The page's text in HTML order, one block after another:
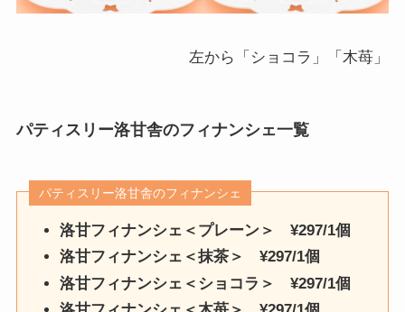
左から「ショコラ」「木苺」
パティスリー洛甘舎のフィナンシェ一覧
パティスリー洛甘舎のフィナンシェ
洛甘フィナンシェ＜プレーン＞ ¥297/1個
洛甘フィナンシェ＜抹茶＞ ¥297/1個
洛甘フィナンシェ＜ショコラ＞ ¥297/1個